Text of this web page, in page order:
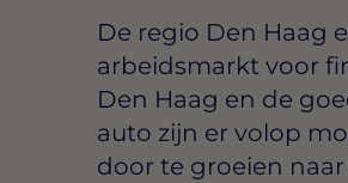
De regio Den Haag
arbeidsmarkt voor
Den Haag en de
auto zijn er volop
door te groeien